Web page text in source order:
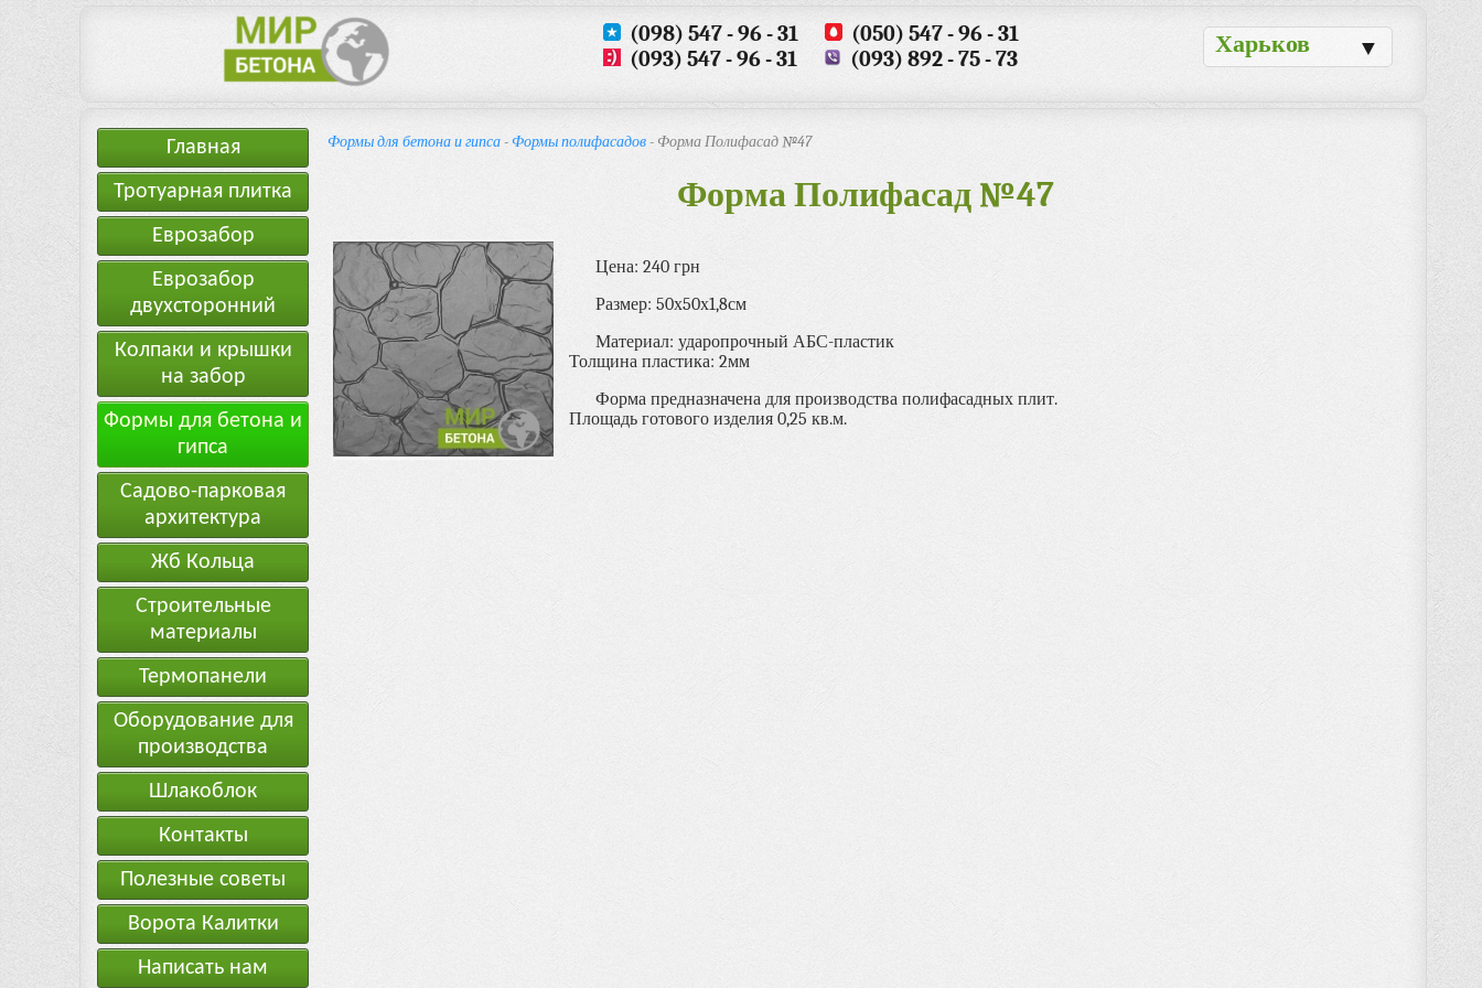
(098) 547 - 96 - 31
(050) 547 - 96 - 31
(093) 547 - 96 - 31
(093) 892 - 75 - 73
Харьков ▼
Главная
Тротуарная плитка
Еврозабор
Еврозабор
двухсторонний
Колпаки и крышки
на забор
Формы для бетона и
гипса
Садово-парковая
архитектура
Жб Кольца
Строительные
материалы
Термопанели
Оборудование для
производства
Шлакоблок
Контакты
Полезные советы
Ворота Калитки
Написать нам
Формы для бетона и гипса-Формы полифасадов- Форма Полифасад №47
Форма Полифасад №47
Цена: 240 грн
Размер: 50х50х1,8см
Материал: ударопрочный АБС-пластик
Толщина пластика: 2мм
Форма предназначена для производства полифасадных плит.
Площадь готового изделия 0,25 кв.м.